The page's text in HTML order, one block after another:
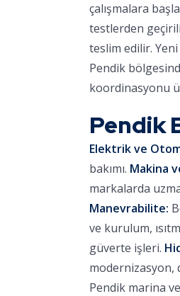
çalışmalara
testlerden
teslim edilir. Yeni
Pendik
koordinasyonu
Pendik
Elektrik ve
bakımı. Makina
markalarda
Manevrabilite:
ve kurulum,
güverte işleri.
modernizasyon,
Pendik marina